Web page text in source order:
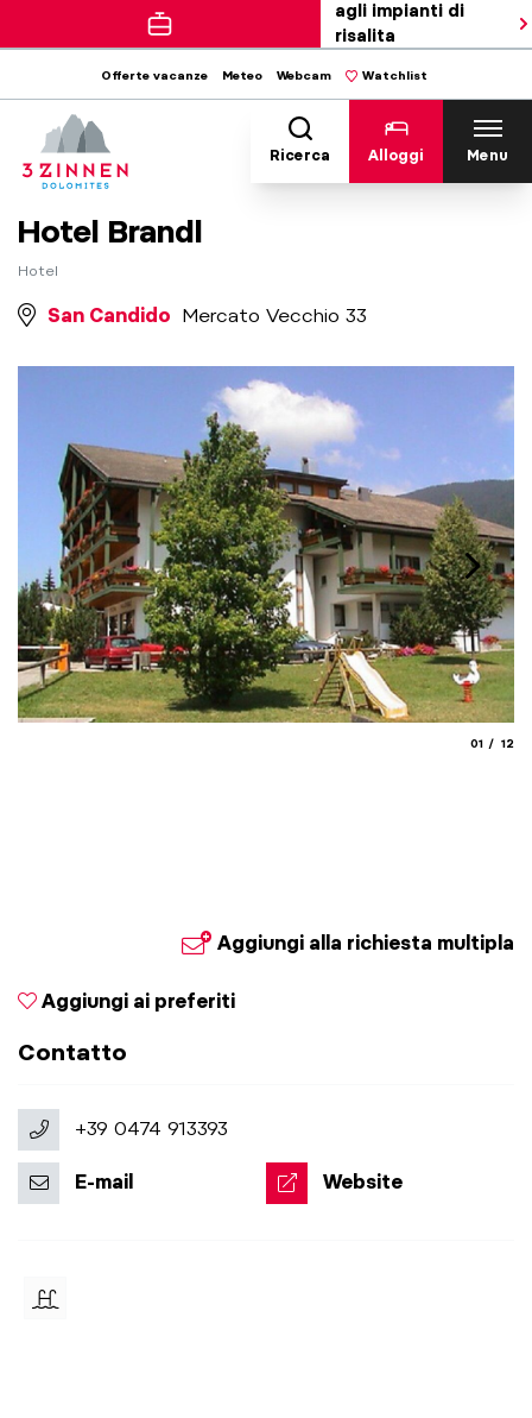
agli impianti di
risalita
Offerte vacanze Meteo Webcam Watchlist
Ricerca Alloggi Menu
Hotel Brandl
Hotel
San Candido Mercato Vecchio 33
01 12
Aggiungi alla richiesta multipla
Aggiungi ai preferiti
Contatto
+39 0474 913393
E-mail Website